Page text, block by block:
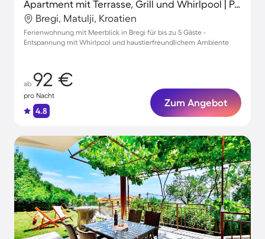
Apartment mit Terrasse, Grill und Whirlpool | Panoramablick
Bregi, Matulji, Kroatien
Ferienwohnung mit Meerblick in Bregi für bis zu 5 Gäste -
Entspannung mit Whirlpool und haustierfreundlichem Ambiente
ab 92 €
pro Nacht
4.8
Zum Angebot